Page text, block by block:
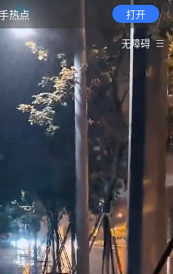
热点 打开
无障碍